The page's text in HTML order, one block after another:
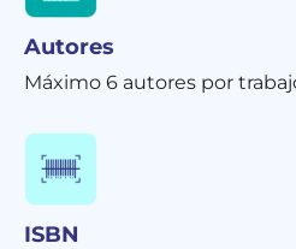
Autores
Máximo 6 autores por
ISBN